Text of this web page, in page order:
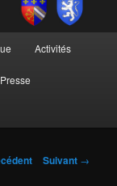
Activités
Suivant →